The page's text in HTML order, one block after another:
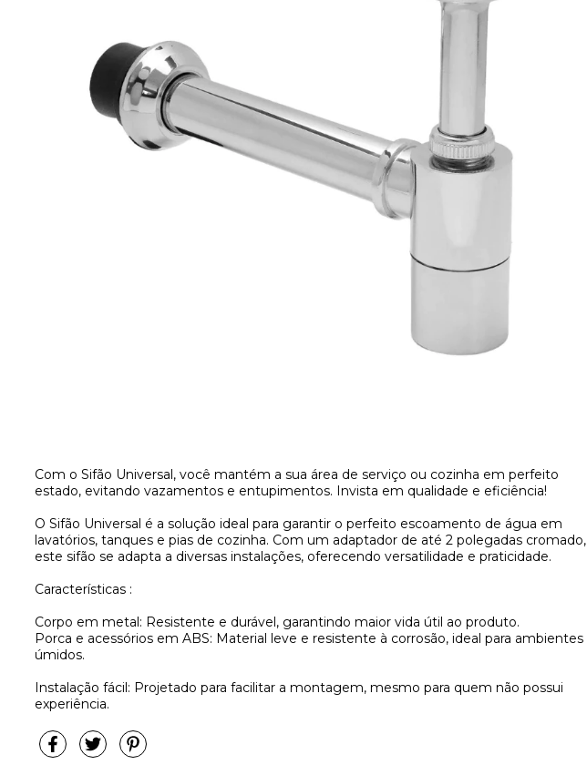
Com o Sifão Universal, você mantém a sua área de serviço ou cozinha em perfeito
estado, evitando vazamentos e entupimentos. Invista em qualidade e eficiência!
O Sifão Universal é a solução ideal para garantir o perfeito escoamento de água em
lavatórios, tanques e pias de cozinha. Com um adaptador de até 2 polegadas cromado,
este sifão se adapta a diversas instalações, oferecendo versatilidade e praticidade.
Características :
Corpo em metal: Resistente e durável, garantindo maior vida útil ao produto.
Porca e acessórios em ABS: Material leve e resistente à corrosão, ideal para ambientes
úmidos.
Instalação fácil: Projetado para facilitar a montagem, mesmo para quem não possui
experiência.